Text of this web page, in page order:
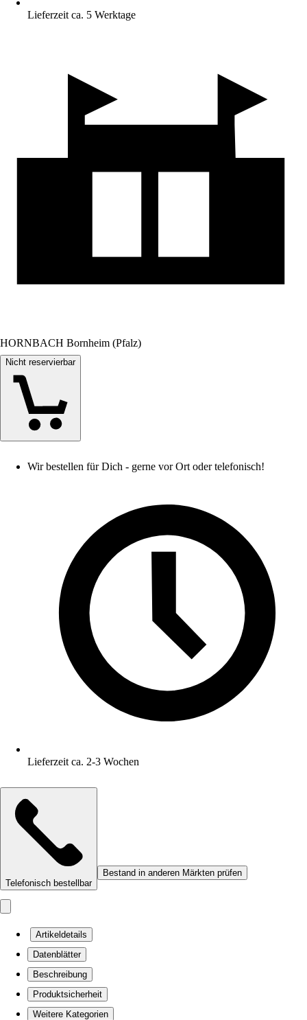
Lieferzeit ca. 5 Werktage
HORNBACH Bornheim (Pfalz)
Nicht reservierbar
Wir bestellen für Dich - gerne vor Ort oder telefonisch!
Lieferzeit ca. 2-3 Wochen
Telefonisch bestellbar
Bestand in anderen Märkten prüfen
Artikeldetails
Datenblätter
Beschreibung
Produktsicherheit
Weitere Kategorien